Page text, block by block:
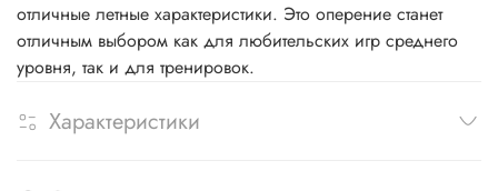
отличные летные характеристики. Это оперение станет
отличным выбором как для любительских игр среднего
уровня, так и для тренировок.
Характеристики